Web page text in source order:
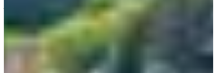
Jeju Love Land là một công viên chủ đề cực thú vị và nổi tiếng
của đảo Jeju. Công viên này được làm theo chủ đề sự gợi cảm
và khêu gợi theo những góc nhìn cực dí dỏm. Hai mươi nghệ sĩ,
chủ yếu là sinh viên tốt nghiệp khoa nghệ thuật Đại học Hongik,
đã tham gia vào việc tạo nên hơn 140 tác phẩm trong công